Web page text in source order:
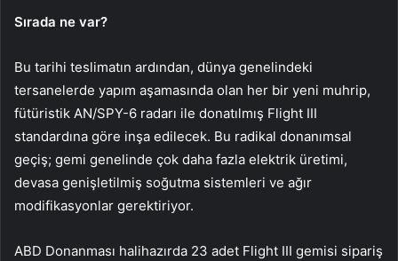
Sırada ne var?
Bu tarihi teslimatın ardından, dünya genelindeki
tersanelerde yapım aşamasında olan her bir yeni muhrip,
fütüristik AN/SPY-6 radarı ile donatılmış Flight III
standardına göre inşa edilecek. Bu radikal donanımsal
geçiş; gemi genelinde çok daha fazla elektrik üretimi,
devasa genişletilmiş soğutma sistemleri ve ağır
modifikasyonlar gerektiriyor.
ABD Donanması halihazırda 23 adet Flight III gemisi sipariş